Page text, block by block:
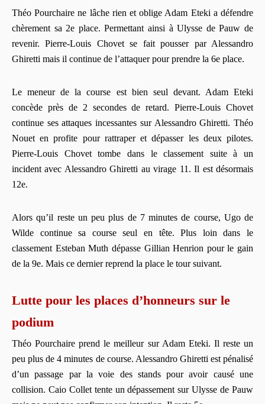
Théo Pourchaire ne lâche rien et oblige Adam Eteki a défendre
chèrement sa 2e place. Permettant ainsi à Ulysse de Pauw de
revenir. Pierre-Louis Chovet se fait pousser par Alessandro
Ghiretti mais il continue de l’attaquer pour prendre la 6e place.
Le meneur de la course est bien seul devant. Adam Eteki
concède près de 2 secondes de retard. Pierre-Louis Chovet
continue ses attaques incessantes sur Alessandro Ghiretti. Théo
Nouet en profite pour rattraper et dépasser les deux pilotes.
Pierre-Louis Chovet tombe dans le classement suite à un
incident avec Alessandro Ghiretti au virage 11. Il est désormais
12e.
Alors qu’il reste un peu plus de 7 minutes de course, Ugo de
Wilde continue sa course seul en tête. Plus loin dans le
classement Esteban Muth dépasse Gillian Henrion pour le gain
de la 9e. Mais ce dernier reprend la place le tour suivant.
Lutte pour les places d’honneurs sur le
podium
Théo Pourchaire prend le meilleur sur Adam Eteki. Il reste un
peu plus de 4 minutes de course. Alessandro Ghiretti est pénalisé
d’un passage par la voie des stands pour avoir causé une
collision. Caio Collet tente un dépassement sur Ulysse de Pauw